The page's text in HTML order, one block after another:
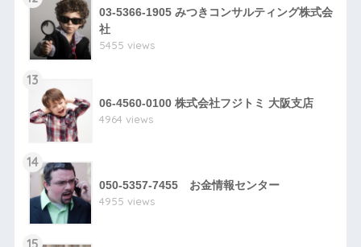
03-5366-1905 みつきコンサルティング株式会
社
5455 views
13
06-4560-0100 株式会社フジトミ 大阪支店
4964 views
14
050-5357-7455 お金情報センター
4955 views